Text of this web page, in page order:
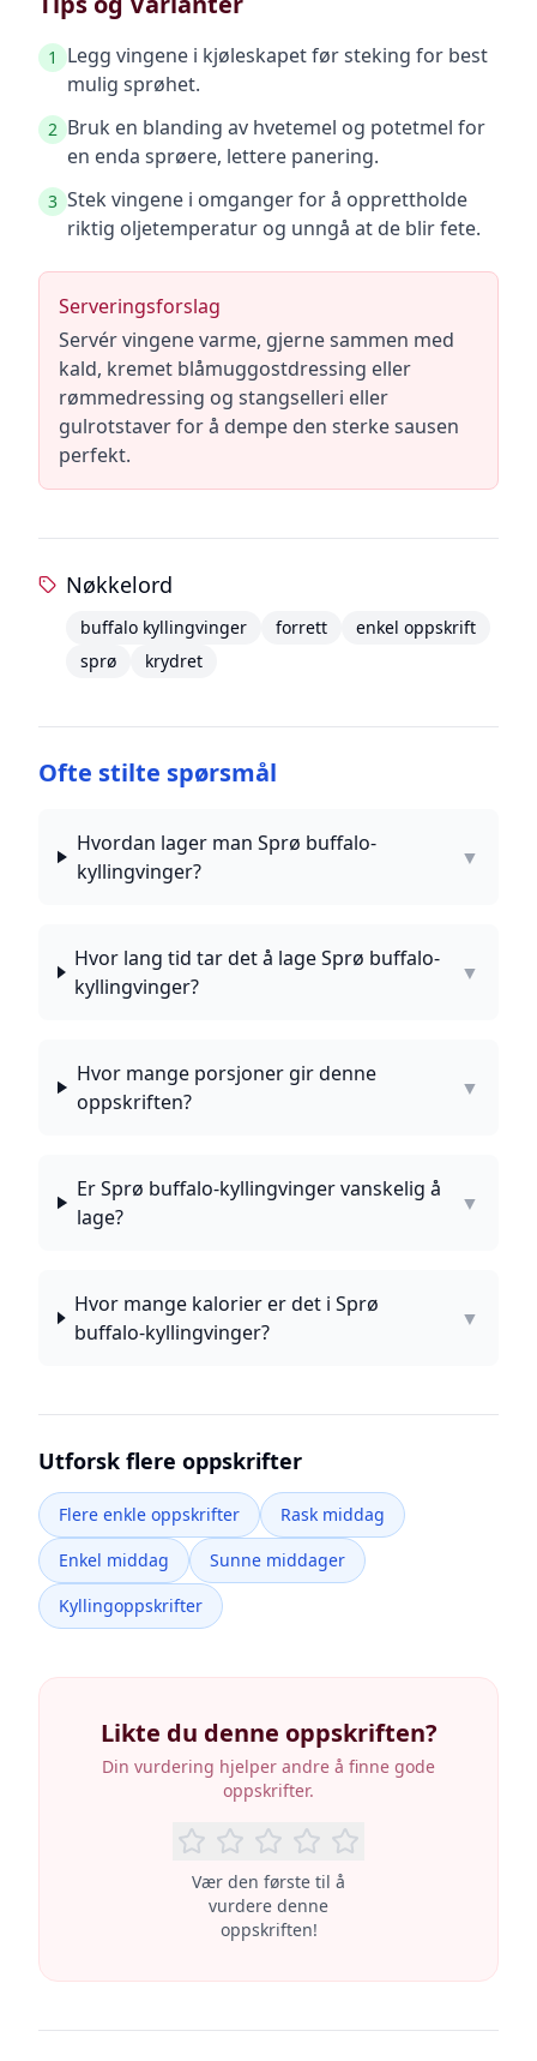
1
Legg vingene i kjøleskapet før steking for best
mulig sprøhet.
2 Bruk en blanding av hvetemel og potetmel for
en enda sprøere, lettere panering.
3 Stek vingene i omganger for å opprettholde
riktig oljetemperatur og unngå at de blir fete.
Serveringsforslag
Servér vingene varme, gjerne sammen med
kald, kremet blåmuggostdressing eller
rømmedressing og stangselleri eller
gulrotstaver for å dempe den sterke sausen
perfekt.
Nøkkelord
buffalo kyllingvinger forrett
enkel oppskrift
sprø
krydret
Ofte stilte spørsmål
Hvordan lager man Sprø buffalo-
kyllingvinger?
▼
Hvor lang tid tar det å lage Sprø buffalo-
kyllingvinger?
▼
Hvor mange porsjoner gir denne
oppskriften?
▼
Er Sprø buffalo-kyllingvinger vanskelig å
lage?
▼
Hvor mange kalorier er det i Sprø
buffalo-kyllingvinger?
▼
Utforsk flere oppskrifter
Flere enkle oppskrifter
Rask middag
Enkel middag
Sunne middager
Kyllingoppskrifter
Likte du denne oppskriften?
Din vurdering hjelper andre å finne gode
oppskrifter.
Vær den første til å
vurdere denne
oppskriften!